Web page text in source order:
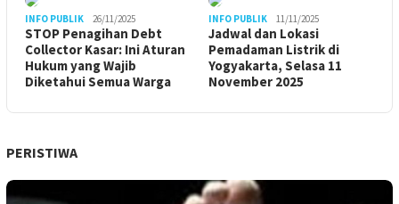
INFO PUBLIK 26/11/2025
STOP Penagihan Debt
Collector Kasar: Ini Aturan
Hukum yang Wajib
Diketahui Semua Warga
INFO PUBLIK 11/11/2025
Jadwal dan Lokasi
Pemadaman Listrik di
Yogyakarta, Selasa 11
November 2025
PERISTIWA